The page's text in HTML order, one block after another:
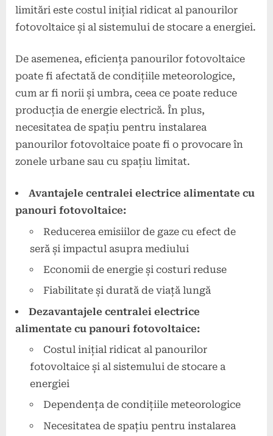
limitări este costul inițial ridicat al panourilor
fotovoltaice și al sistemului de stocare a energiei.
De asemenea, eficiența panourilor fotovoltaice
poate fi afectată de condițiile meteorologice,
cum ar fi norii și umbra, ceea ce poate reduce
producția de energie electrică. În plus,
necesitatea de spațiu pentru instalarea
panourilor fotovoltaice poate fi o provocare în
zonele urbane sau cu spațiu limitat.
Avantajele centralei electrice alimentate cu
panouri fotovoltaice:
Reducerea emisiilor de gaze cu efect de
seră și impactul asupra mediului
Economii de energie și costuri reduse
Fiabilitate și durată de viață lungă
Dezavantajele centralei electrice
alimentate cu panouri fotovoltaice:
Costul inițial ridicat al panourilor
fotovoltaice și al sistemului de stocare a
energiei
Dependența de condițiile meteorologice
Necesitatea de spațiu pentru instalarea